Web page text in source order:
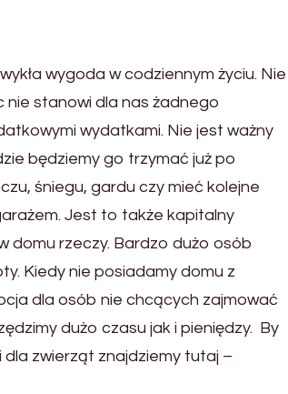
wygoda w codziennym życiu. Nie
nie stanowi dla nas żadnego
wydatkami. Nie jest ważny
będziemy go trzymać już po
śniegu, gardu czy mieć kolejne
Jest to także kapitalny
domu rzeczy. Bardzo dużo osób
Kiedy nie posiadamy domu z
dla osób nie chcących zajmować
dużo czasu jak i pieniędzy. By
zwierząt znajdziemy tutaj –